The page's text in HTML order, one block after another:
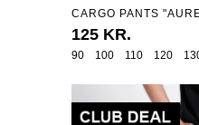
90 100 110 120
CARGO PANTS
125 KR.